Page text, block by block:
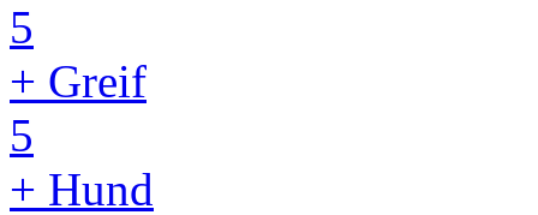
5
+ Greif
5
+ Hund